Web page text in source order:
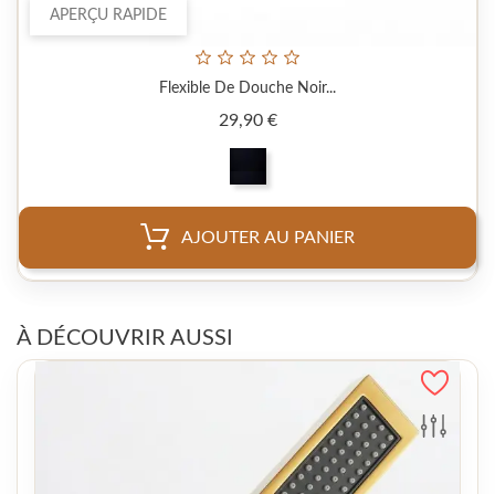
APERÇU RAPIDE
Flexible De Douche Noir...
29,90 €Prix
AJOUTER AU PANIER
À DÉCOUVRIR AUSSI